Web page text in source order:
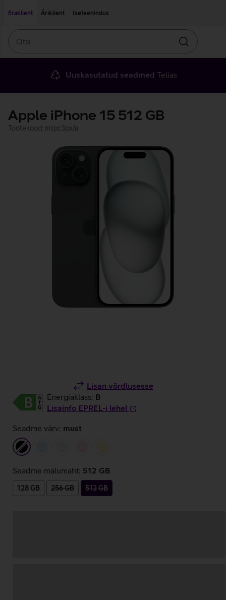
Eraklient
Äriklient Iseteenindus
Otsin
Uuskasutatud seadmed Telias
Apple iPhone 15 512 GB
Tootekood: mtpc3px/a
Lisan võrdlusesse
Energiaklass: B
Lisainfo EPREL-i lehel
Seadme värv: must
must
Seadme mälumaht: 512 GB
128 GB 256 GB 512 GB